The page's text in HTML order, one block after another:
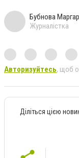
Бубнова
Журналістка
Авторизуйтесь, щоб
Діліться цією